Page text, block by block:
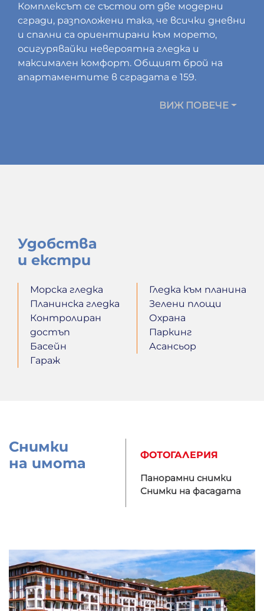
Комплексът се състои от две модерни
сгради, разположени така, че всички дневни
и спални са ориентирани към морето,
осигурявайки невероятна гледка и
максимален комфорт. Общият брой на
апартаментите в сградата е 159.
ВИЖ ПОВЕЧЕ
Удобства
и екстри
Морска гледка
Планинска гледка
Контролиран
достъп
Басейн
Гараж
Гледка към планина
Зелени площи
Охрана
Паркинг
Асансьор
Снимки
на имота
ФОТОГАЛЕРИЯ
Панорамни снимки
Снимки на фасадата